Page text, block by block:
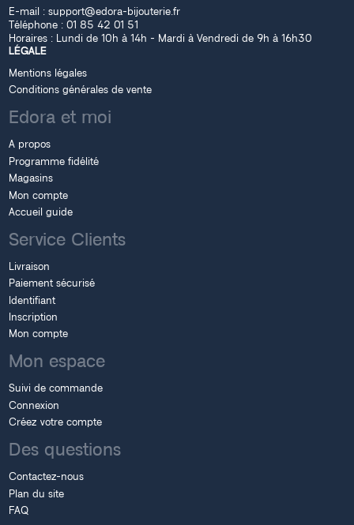
E-mail : support@edora-bijouterie.fr
Téléphone : 01 85 42 01 51
Horaires : Lundi de 10h à 14h - Mardi à Vendredi de 9h à 16h30
LÉGALE
Mentions légales
Conditions générales de vente
Edora et moi
A propos
Programme fidélité
Magasins
Mon compte
Accueil guide
Service Clients
Livraison
Paiement sécurisé
Identifiant
Inscription
Mon compte
Mon espace
Suivi de commande
Connexion
Créez votre compte
Des questions
Contactez-nous
Plan du site
FAQ